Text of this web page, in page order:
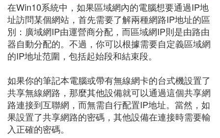
在Win10系統中，如果區域網內的電腦想要通過IP地
址訪問某個網站，首先需要了解兩種網路IP地址的區
別：廣域網IP由運營商分配，而區域網IP則是由路由
器自動分配的。不過，你可以根據需要自定義區域網
的IP地址范圍，包括起始段和結束段。
如果你的筆記本電腦或帶有無線網卡的台式機設置了
共享無線網路，那麼其他設備就可以通過這個共享網
路連接到互聯網，而無需自行配置IP地址。當然，如
果設置了共享網路的密碼，其他設備在連接時需要輸
入正確的密碼。